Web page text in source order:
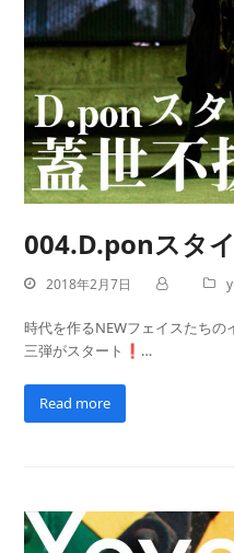
004.D.ponスタ
2018年2月7日
時代を作るNEWフェイスたちの
三弾がスタート❗…
Read more